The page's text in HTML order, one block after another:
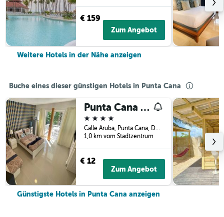
€ 159
Zum Angebot
Weitere Hotels in der Nähe anzeigen
Buche eines dieser günstigen Hotels in Punta Cana
Punta Cana Blue Beach
4 Sterne
Calle Aruba, Punta Cana, Dominikanische Republik
1,0 km vom Stadtzentrum
€ 12
Zum Angebot
Günstigste Hotels in Punta Cana anzeigen